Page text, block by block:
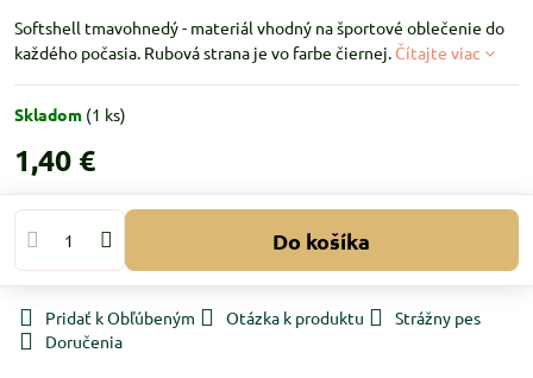
Softshell tmavohnedý - materiál vhodný na športové oblečenie do
každého počasia. Rubová strana je vo farbe čiernej. Čítajte viac
Skladom (1 ks)
1,40 €
Do košíka
Pridať k Obľúbeným Otázka k produktu
Strážny pes
Doručenia